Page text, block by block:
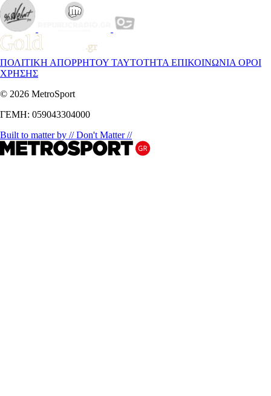
ΠΟΛΙΤΙΚΗ ΑΠΟΡΡΗΤΟΥ ΤΑΥΤΟΤΗΤΑ ΕΠΙΚΟΙΝΩΝΙΑ ΟΡΟΙ
ΧΡΗΣΗΣ
© 2026 MetroSport
ΓΕΜΗ: 059043304000
Built to matter by // Don't Matter //